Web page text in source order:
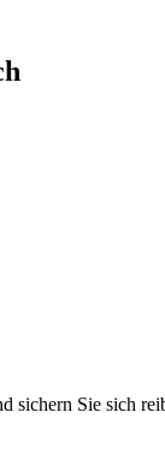
sichern Sie sich